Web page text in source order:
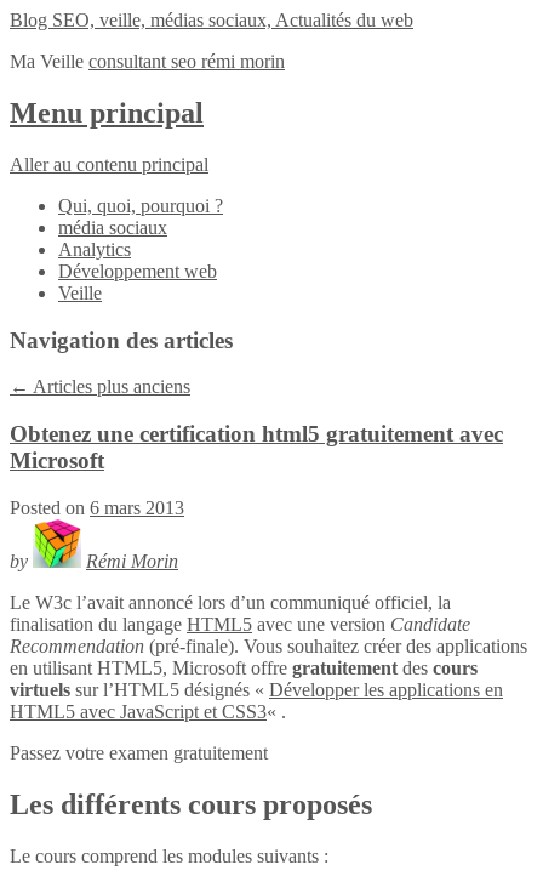
Blog SEO, veille, médias sociaux, Actualités du web
Ma Veille consultant seo rémi morin
Menu principal
Aller au contenu principal
Qui, quoi, pourquoi ?
média sociaux
Analytics
Développement web
Veille
Navigation des articles
← Articles plus anciens
Obtenez une certification html5 gratuitement avec
Microsoft
Posted on 6 mars 2013
by
Rémi Morin
Le W3c l’avait annoncé lors d’un communiqué officiel, la
finalisation du langage HTML5 avec une version Candidate
Recommendation (pré-finale). Vous souhaitez créer des applications
en utilisant HTML5, Microsoft offre gratuitement des cours
virtuels sur l’HTML5 désignés « Développer les applications en
HTML5 avec JavaScript et CSS3« .
Passez votre examen gratuitement
Les différents cours proposés
Le cours comprend les modules suivants :